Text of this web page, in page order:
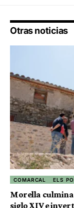
Otras noticias
COMARCAL ELS
Morella culmina
siglo XIV e